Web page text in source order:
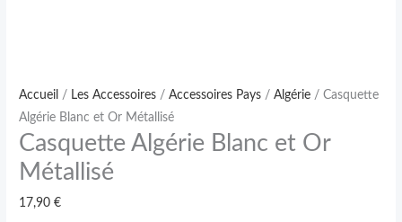
Accueil / Les Accessoires /Accessoires Pays /Algérie / Casquette
Algérie Blanc et Or Métallisé
Casquette Algérie Blanc et Or
Métallisé
17,90€